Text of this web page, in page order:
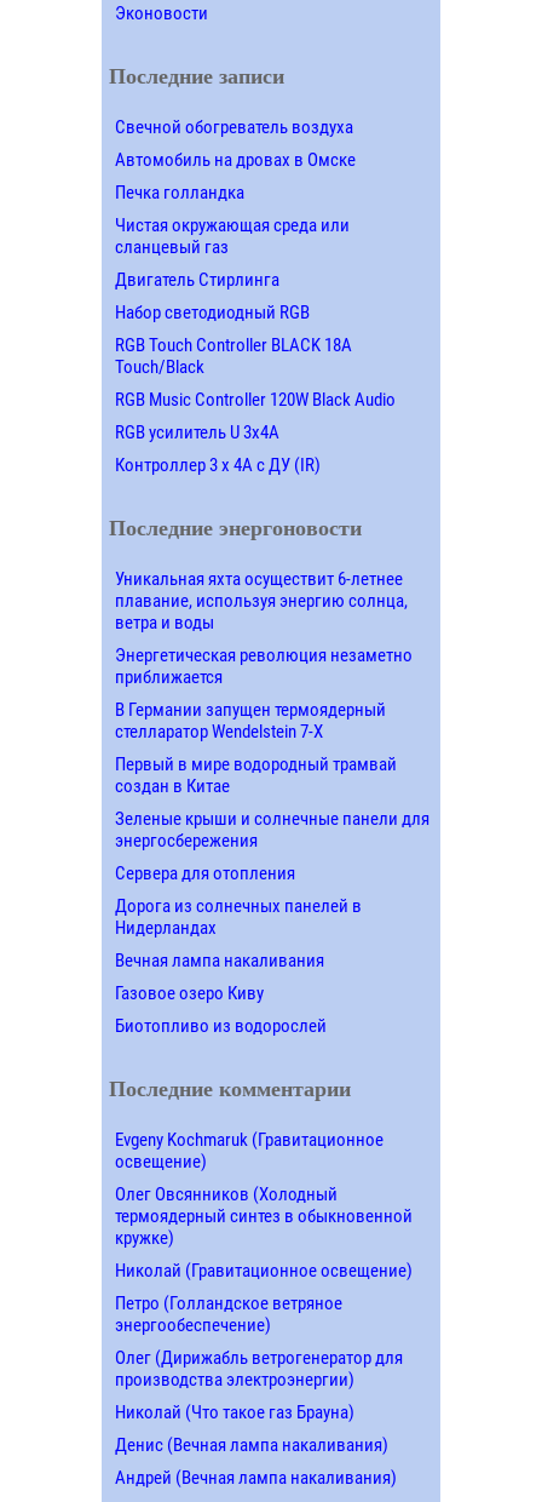
Эконовости
Последние записи
Свечной обогреватель воздуха
Автомобиль на дровах в Омске
Печка голландка
Чистая окружающая среда или
сланцевый газ
Двигатель Стирлинга
Набор светодиодный RGB
RGB Touch Controller BLACK 18A
Touch/Black
RGB Music Controller 120W Black Audio
RGB усилитель U 3х4A
Контроллер 3 х 4А с ДУ (IR)
Последние энергоновости
Уникальная яхта осуществит 6-летнее
плавание, используя энергию солнца,
ветра и воды
Энергетическая революция незаметно
приближается
В Германии запущен термоядерный
стелларатор Wendelstein 7-X
Первый в мире водородный трамвай
создан в Китае
Зеленые крыши и солнечные панели для
энергосбережения
Сервера для отопления
Дорога из солнечных панелей в
Нидерландах
Вечная лампа накаливания
Газовое озеро Киву
Биотопливо из водорослей
Последние комментарии
Evgeny Kochmaruk (Гравитационное
освещение)
Олег Овсянников (Холодный
термоядерный синтез в обыкновенной
кружке)
Николай (Гравитационное освещение)
Петро (Голландское ветряное
энергообеспечение)
Олег (Дирижабль ветрогенератор для
производства электроэнергии)
Николай (Что такое газ Брауна)
Денис (Вечная лампа накаливания)
Андрей (Вечная лампа накаливания)